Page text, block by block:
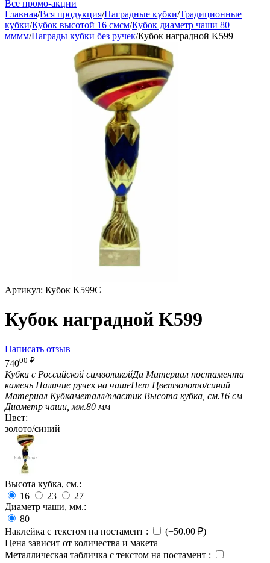
Все промо-акции
Главная/Вся продукция/Наградные кубки/Традиционные
кубки/Кубок высотой 16 смсм/Кубок диаметр чаши 80
мммм/Награды кубки без ручек/Кубок наградной K599
Артикул: Кубок K599C
Кубок наградной K599
Написать отзыв
74000 ₽
Кубки с Российской символикойДа Материал постамента
камень Наличие ручек на чашеНет Цветзолото/синий
Материал Кубкаметалл/пластик Высота кубка, см.16 см
Диаметр чаши, мм.80 мм
Цвет:
золото/синий
Высота кубка, см.:
16
23
27
Диаметр чаши, мм.:
80
Наклейка с текстом на постамент : (+50.00 ₽)
Цена зависит от количества и макета
Металлическая табличка с текстом на постамент :